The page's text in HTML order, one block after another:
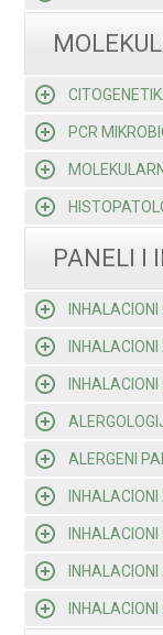
PCR
PANELI I
ALERGENI